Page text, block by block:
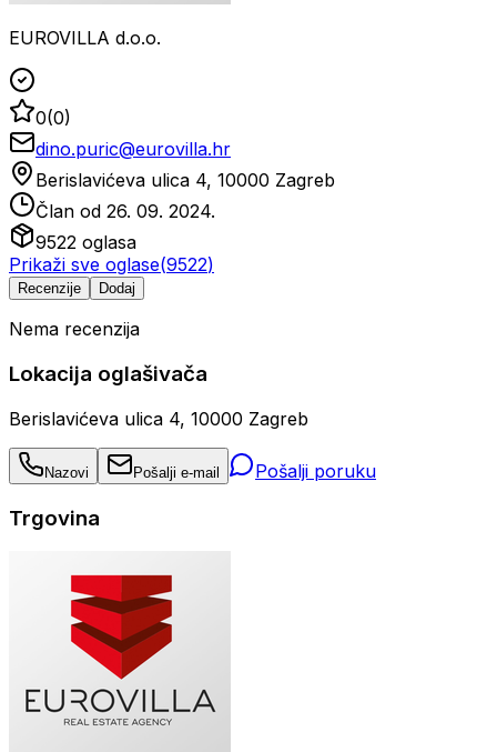
EUROVILLA d.o.o.
0(0)
dino.puric@eurovilla.hr
Berislavićeva ulica 4, 10000 Zagreb
Član od 26. 09. 2024.
9522 oglasa
Prikaži sve oglase(9522)
Recenzije Dodaj
Nema recenzija
Lokacija oglašivača
Berislavićeva ulica 4, 10000 Zagreb
Nazovi Pošalji e-mail Pošalji poruku
Trgovina